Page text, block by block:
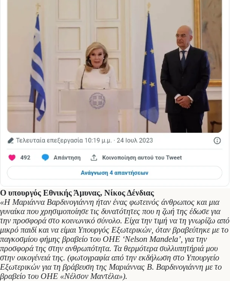
Ο υπουργός Εθνικής Άμυνας, Νίκος Δένδιας
«Η Μαριάννα Βαρδινογιάννη ήταν ένας φωτεινός άνθρωπος και μια
γυναίκα που χρησιμοποίησε τις δυνατότητες που η ζωή της έδωσε για
την προσφορά στο κοινωνικό σύνολο. Είχα την τιμή να τη γνωρίζω από
μικρό παιδί και να είμαι Υπουργός Εξωτερικών, όταν βραβεύτηκε με το
παγκοσμίου φήμης βραβείο του ΟΗΕ ‘Nelson Mandela’, για την
προσφορά της στην ανθρωπότητα. Τα θερμότερα συλλυπητήριά μου
στην οικογένειά της. (φωτογραφία από την εκδήλωση στο Υπουργείο
Εξωτερικών για τη βράβευση της Μαριάννας Β. Βαρδινογιάννη με το
βραβείο του ΟΗΕ «Νέλσον Μαντέλα»).